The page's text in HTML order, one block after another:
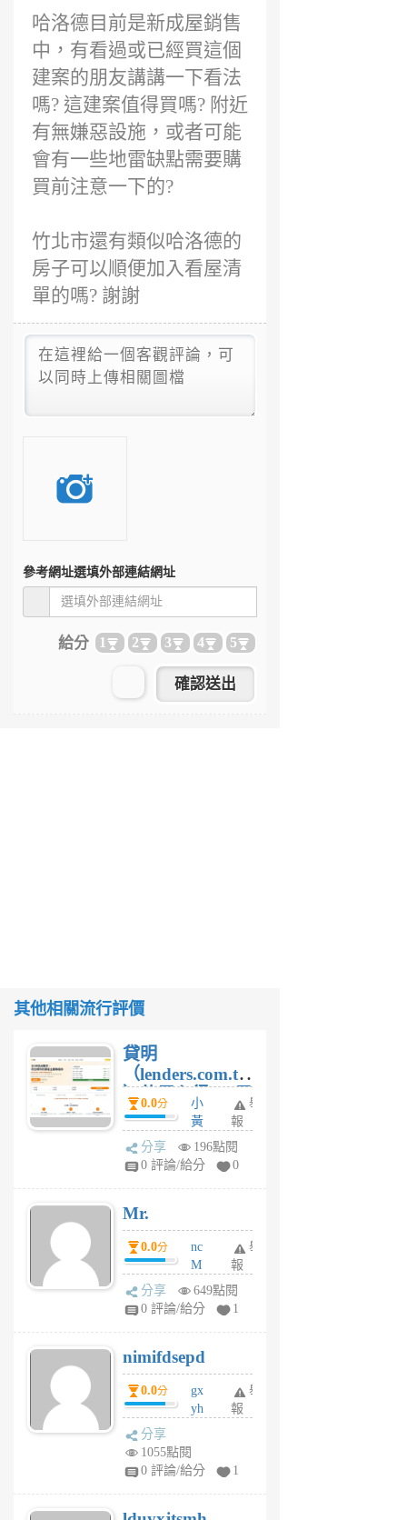
哈洛德目前是新成屋銷售
中，有看過或已經買這個
建案的朋友講講一下看法
嗎? 這建案值得買嗎? 附近
有無嫌惡設施，或者可能
會有一些地雷缺點需要購
買前注意一下的?
竹北市還有類似哈洛德的
房子可以順便加入看屋清
單的嗎? 謝謝
參考網址選填外部連結網址
給分 1 2 3 4 5
其他相關流行評價
貸明
（lenders.com.tw
）使用心得 — 民
間貸款比較平台
體驗
0.0分
小
黃
蜂
1
舉
報
分享
196點閱
0 評論/給分
0
Mr.
0.0分
nc
M
U
F
U
5
個
月
舉
報
分享
649點閱
0 評論/給分
1
nimifdsepd
0.0分
gx
yh
jl
舉
報
分享
1055點閱
0 評論/給分
1